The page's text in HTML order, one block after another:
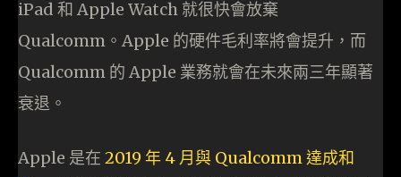
iPad 和 Apple Watch 就很快會放棄
Qualcomm。Apple 的硬件毛利率將會提升，而
Qualcomm 的 Apple 業務就會在未來兩三年顯著
衰退。
Apple 是在 2019 年 4 月與 Qualcomm 達成和